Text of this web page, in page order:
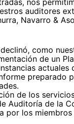
nos
auditores
Navarro &
como
de un
actuales
preparado
de los
Auditoría de la
por los